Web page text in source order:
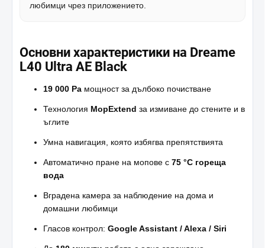
любимци чрез приложението.
Основни характеристики на Dreame
L40 Ultra AE Black
19 000 Pa мощност за дълбоко почистване
Технология MopExtend за измиване до стените и в
ъглите
Умна навигация, която избягва препятствията
Автоматично пране на мопове с 75 °C гореща
вода
Вградена камера за наблюдение на дома и
домашни любимци
Гласов контрол: Google Assistant / Alexa / Siri